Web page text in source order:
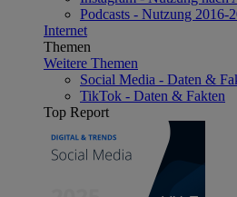
Podcasts - Nutzung 2016-
Internet
Themen
Weitere Themen
Social Media - Daten &
TikTok - Daten & Fakten
Top Report